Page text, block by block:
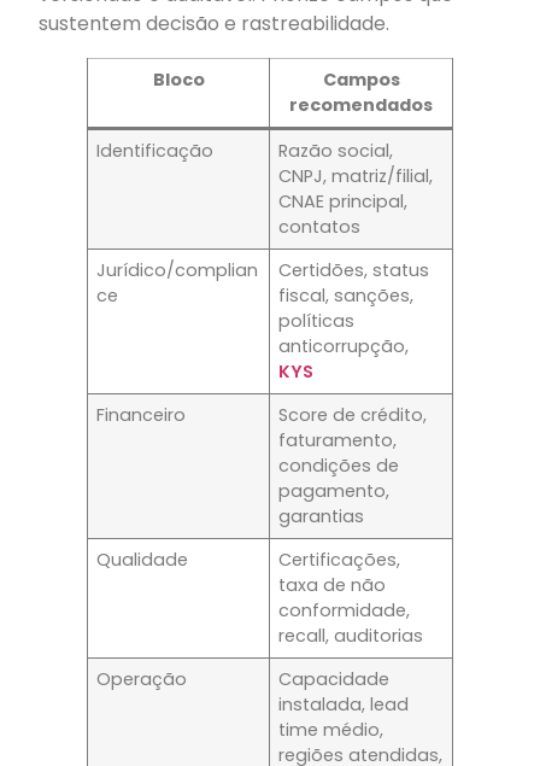
sustentem decisão e rastreabilidade.
Bloco
Campos
recomendados
Identificação
Razão social,
CNPJ, matriz/filial,
CNAE principal,
contatos
Jurídico/complian
ce
Certidões, status
fiscal, sanções,
políticas
anticorrupção,
KYS
Financeiro
Score de crédito,
faturamento,
condições de
pagamento,
garantias
Qualidade
Certificações,
taxa de não
conformidade,
recall, auditorias
Operação
Capacidade
instalada, lead
time médio,
regiões atendidas,